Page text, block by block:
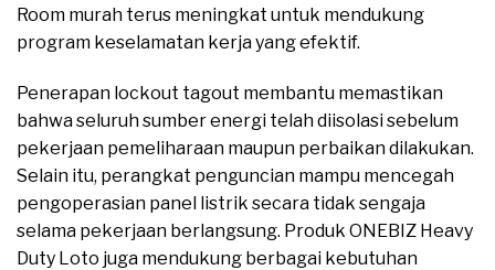
Room murah terus meningkat untuk mendukung
program keselamatan kerja yang efektif.
Penerapan lockout tagout membantu memastikan
bahwa seluruh sumber energi telah diisolasi sebelum
pekerjaan pemeliharaan maupun perbaikan dilakukan.
Selain itu, perangkat penguncian mampu mencegah
pengoperasian panel listrik secara tidak sengaja
selama pekerjaan berlangsung. Produk ONEBIZ Heavy
Duty Loto juga mendukung berbagai kebutuhan